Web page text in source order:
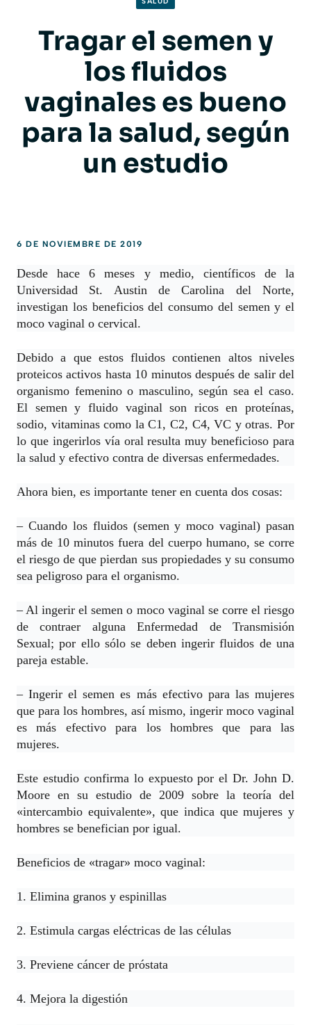
Tragar el semen y
los fluidos
vaginales es bueno
para la salud, según
un estudio
6 DE NOVIEMBRE DE 2019
Desde hace 6 meses y medio, científicos de la
Universidad St. Austin de Carolina del Norte,
investigan los beneficios del consumo del semen y el
moco vaginal o cervical.
Debido a que estos fluidos contienen altos niveles
proteicos activos hasta 10 minutos después de salir del
organismo femenino o masculino, según sea el caso.
El semen y fluido vaginal son ricos en proteínas,
sodio, vitaminas como la C1, C2, C4, VC y otras. Por
lo que ingerirlos vía oral resulta muy beneficioso para
la salud y efectivo contra de diversas enfermedades.
Ahora bien, es importante tener en cuenta dos cosas:
– Cuando los fluidos (semen y moco vaginal) pasan
más de 10 minutos fuera del cuerpo humano, se corre
el riesgo de que pierdan sus propiedades y su consumo
sea peligroso para el organismo.
– Al ingerir el semen o moco vaginal se corre el riesgo
de contraer alguna Enfermedad de Transmisión
Sexual; por ello sólo se deben ingerir fluidos de una
pareja estable.
– Ingerir el semen es más efectivo para las mujeres
que para los hombres, así mismo, ingerir moco vaginal
es más efectivo para los hombres que para las
mujeres.
Este estudio confirma lo expuesto por el Dr. John D.
Moore en su estudio de 2009 sobre la teoría del
«intercambio equivalente», que indica que mujeres y
hombres se benefician por igual.
Beneficios de «tragar» moco vaginal:
1. Elimina granos y espinillas
2. Estimula cargas eléctricas de las células
3. Previene cáncer de próstata
4. Mejora la digestión